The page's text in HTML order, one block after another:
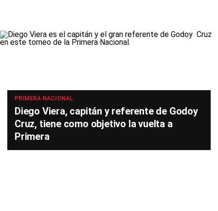
PRIMERA NACIONAL
Diego Viera, capitán y referente de Godoy
Cruz, tiene como objetivo la vuelta a
Primera